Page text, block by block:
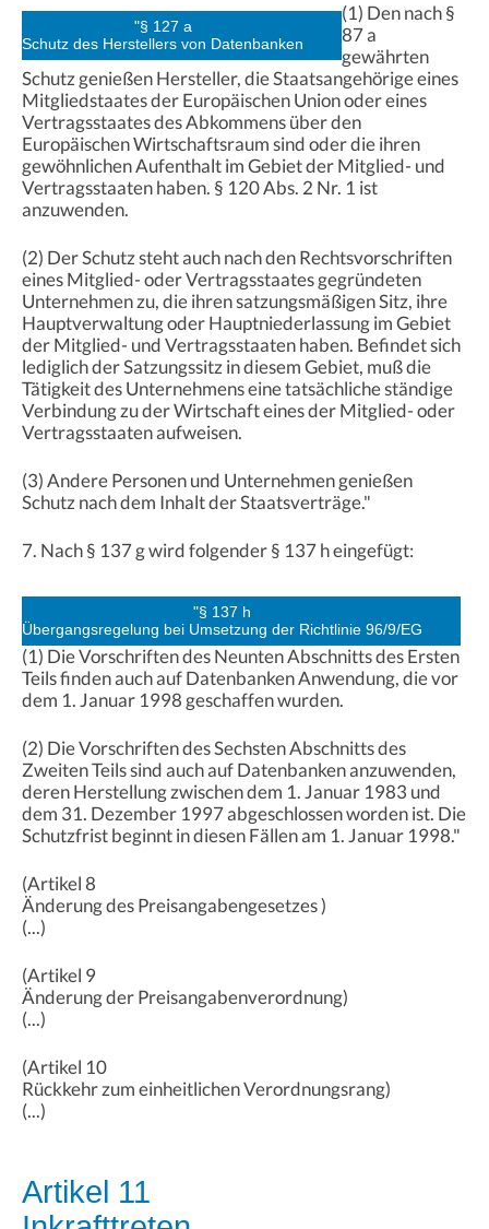
"§ 127 a
Schutz des Herstellers von Datenbanken
(1) Den nach §
87 a
gewährten
Schutz genießen Hersteller, die Staatsangehörige eines
Mitgliedstaates der Europäischen Union oder eines
Vertragsstaates des Abkommens über den
Europäischen Wirtschaftsraum sind oder die ihren
gewöhnlichen Aufenthalt im Gebiet der Mitglied- und
Vertragsstaaten haben. § 120 Abs. 2 Nr. 1 ist
anzuwenden.
(2) Der Schutz steht auch nach den Rechtsvorschriften
eines Mitglied- oder Vertragsstaates gegründeten
Unternehmen zu, die ihren satzungsmäßigen Sitz, ihre
Hauptverwaltung oder Hauptniederlassung im Gebiet
der Mitglied- und Vertragsstaaten haben. Befindet sich
lediglich der Satzungssitz in diesem Gebiet, muß die
Tätigkeit des Unternehmens eine tatsächliche ständige
Verbindung zu der Wirtschaft eines der Mitglied- oder
Vertragsstaaten aufweisen.
(3) Andere Personen und Unternehmen genießen
Schutz nach dem Inhalt der Staatsverträge."
7. Nach § 137 g wird folgender § 137 h eingefügt:
"§ 137 h
Übergangsregelung bei Umsetzung der Richtlinie 96/9/EG
(1) Die Vorschriften des Neunten Abschnitts des Ersten
Teils finden auch auf Datenbanken Anwendung, die vor
dem 1. Januar 1998 geschaffen wurden.
(2) Die Vorschriften des Sechsten Abschnitts des
Zweiten Teils sind auch auf Datenbanken anzuwenden,
deren Herstellung zwischen dem 1. Januar 1983 und
dem 31. Dezember 1997 abgeschlossen worden ist. Die
Schutzfrist beginnt in diesen Fällen am 1. Januar 1998."
(Artikel 8
Änderung des Preisangabengesetzes )
(...)
(Artikel 9
Änderung der Preisangabenverordnung)
(...)
(Artikel 10
Rückkehr zum einheitlichen Verordnungsrang)
(...)
Artikel 11